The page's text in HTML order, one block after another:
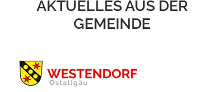
AKTUELLES AUS DER
GEMEINDE